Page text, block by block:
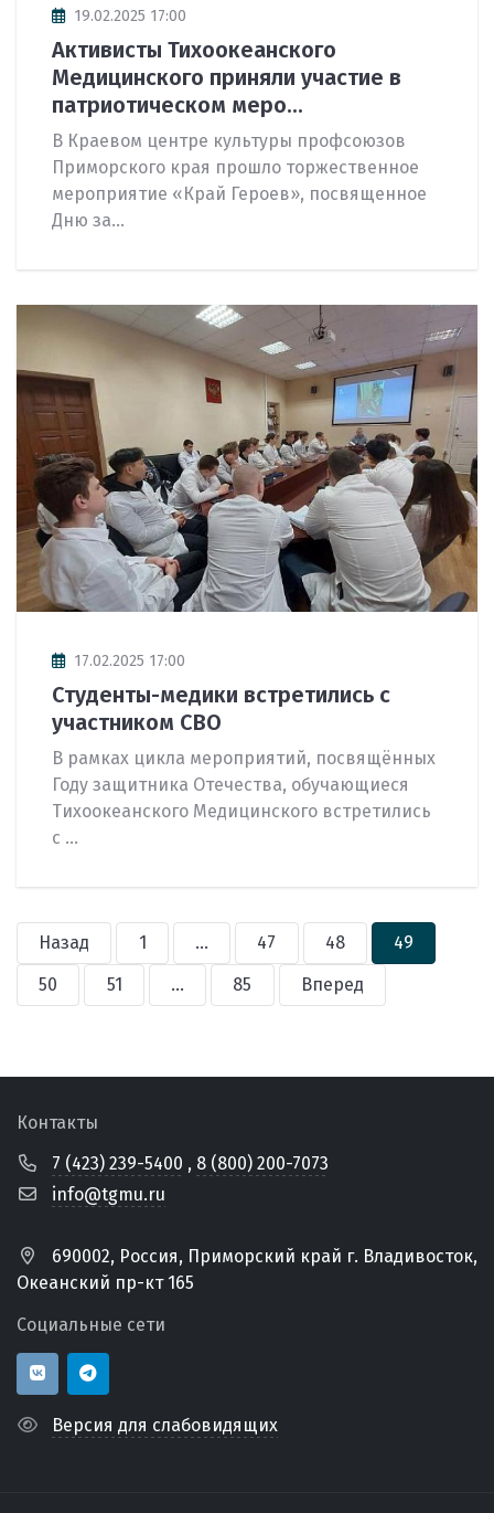
19.02.2025 17:00
Активисты Тихоокеанского
Медицинского приняли участие в
патриотическом меро...
В Краевом центре культуры профсоюзов
Приморского края прошло торжественное
мероприятие «Край Героев», посвященное
Дню за...
17.02.2025 17:00
Студенты-медики встретились с
участником СВО
В рамках цикла мероприятий, посвящённых
Году защитника Отечества, обучающиеся
Тихоокеанского Медицинского встретились
с ...
Назад 1 ... 47 48
49
50
51 ... 85 Вперед
Контакты
7 (423) 239-5400 , 8 (800) 200-7073
info@tgmu.ru
690002, Россия, Приморский край г. Владивосток,
Океанский пр-кт 165
Социальные сети
Версия для слабовидящих